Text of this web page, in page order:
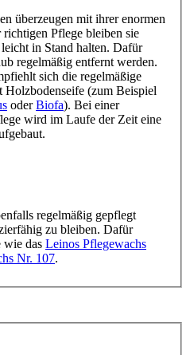
überzeugen mit ihrer enormen
Pflege bleiben sie
in Stand halten. Dafür
regelmäßig entfernt werden.
sich die regelmäßige
(zum Beispiel
oderBiofa). Bei einer
wird im Laufe der Zeit eine
regelmäßig gepflegt
zu bleiben. Dafür
wie das Leinos Pflegewachs
Nr. 107.